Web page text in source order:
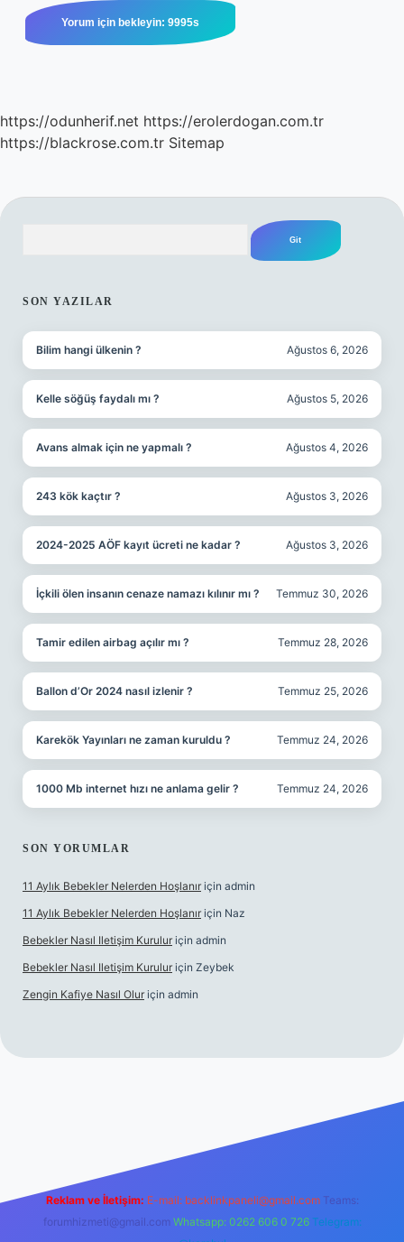
https://odunherif.net https://erolerdogan.com.tr
https://blackrose.com.tr Sitemap
SON YAZILAR
Bilim hangi ülkenin ? Ağustos 6, 2026
Kelle söğüş faydalı mı ? Ağustos 5, 2026
Avans almak için ne yapmalı ? Ağustos 4, 2026
243 kök kaçtır ? Ağustos 3, 2026
2024-2025 AÖF kayıt ücreti ne kadar ? Ağustos 3, 2026
İçkili ölen insanın cenaze namazı kılınır mı ? Temmuz 30, 2026
Tamir edilen airbag açılır mı ? Temmuz 28, 2026
Ballon d’Or 2024 nasıl izlenir ? Temmuz 25, 2026
Karekök Yayınları ne zaman kuruldu ? Temmuz 24, 2026
1000 Mb internet hızı ne anlama gelir ? Temmuz 24, 2026
SON YORUMLAR
11 Aylık Bebekler Nelerden Hoşlanır için admin
11 Aylık Bebekler Nelerden Hoşlanır için Naz
Bebekler Nasıl Iletişim Kurulur için admin
Bebekler Nasıl Iletişim Kurulur için Zeybek
Zengin Kafiye Nasıl Olur için admin
Reklam ve İletişim: E-mail: backlinkpaneli@gmail.com Teams:
forumhizmeti@gmail.com Whatsapp: 0262 606 0 726 Telegram: